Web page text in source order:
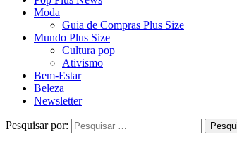
Moda
Guia de Compras Plus Size
Mundo Plus Size
Cultura pop
Ativismo
Bem-Estar
Beleza
Newsletter
Pesquisar por: